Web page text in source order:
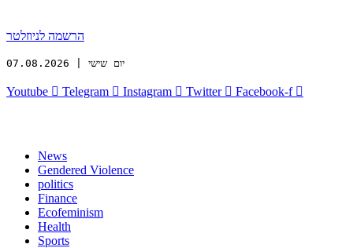
הרשמה לניוזלטר
יום שישי | 07.08.2026
Youtube Telegram Instagram Twitter Facebook-f
News
Gendered Violence
politics
Finance
Ecofeminism
Health
Sports